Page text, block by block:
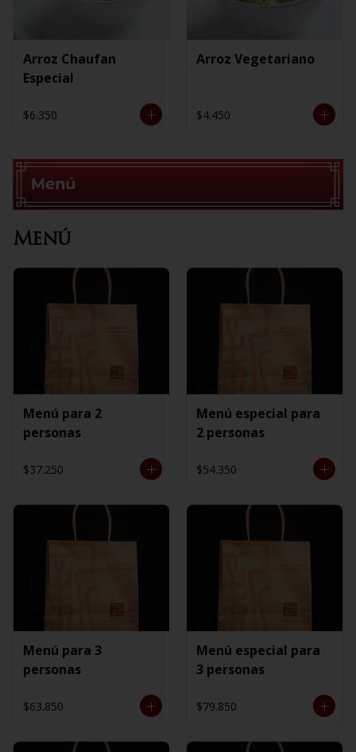
Arroz Chaufan
Especial
$6.350
Arroz Vegetariano
$4.450
Menú
Menú para 2
personas
$37.250
Menú especial para
2 personas
$54.350
Menú para 3
personas
$63.850
Menú especial para
3 personas
$79.850